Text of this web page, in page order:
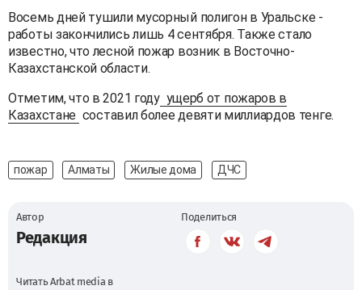
Восемь дней тушили мусорный полигон в Уральске -
работы закончились лишь 4 сентября. Также стало
известно, что лесной пожар возник в Восточно-
Казахстанской области.
Отметим, что в 2021 году ущерб от пожаров в
Казахстане составил более девяти миллиардов тенге.
пожар Алматы Жилые дома ДЧС
Автор
Редакция
Поделиться
Читать Arbat media в